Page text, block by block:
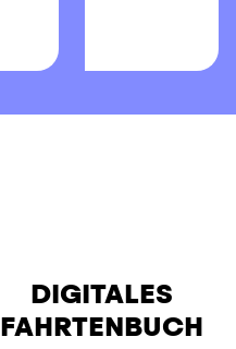
DIGITALES
FAHRTENBUCH